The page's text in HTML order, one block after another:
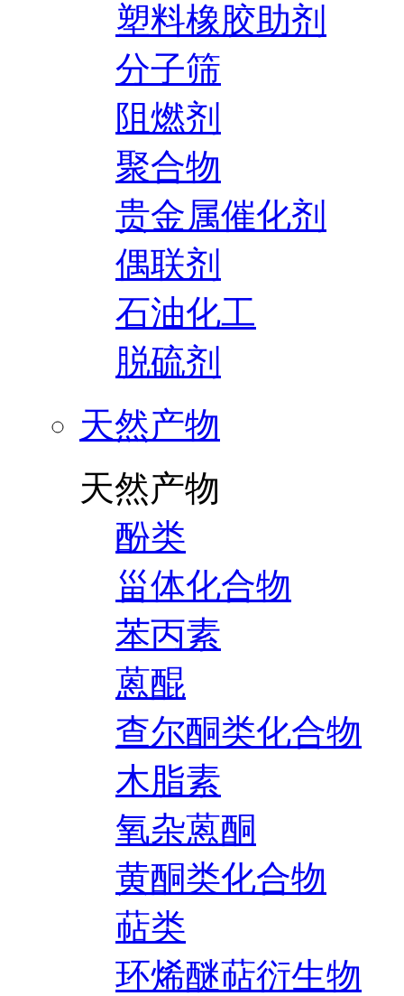
塑料橡胶助剂
分子筛
阻燃剂
聚合物
贵金属催化剂
偶联剂
石油化工
脱硫剂
天然产物
天然产物
酚类
甾体化合物
苯丙素
蒽醌
查尔酮类化合物
木脂素
氧杂蒽酮
黄酮类化合物
萜类
环烯醚萜衍生物